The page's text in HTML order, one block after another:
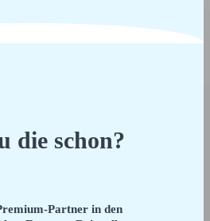
die schon?
Partner in den